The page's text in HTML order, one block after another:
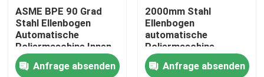
Zu Hause
ASME BPE 90 Grad
Stahl Ellenbogen
Automatische
Poliermaschine Innen-
PLC
Anfrage absenden
2000mm Stahl
Ellenbogen
automatische
Poliermaschine
Bender
Poliermaschine
Anfrage absenden